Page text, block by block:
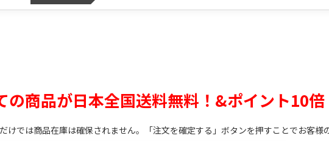
の商品が日本全国送料無料！&ポイント10倍
では商品在庫は確保されません。「注文を確定する」ボタンを押すことでお客様